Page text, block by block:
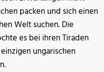
packen und sich einen
Welt suchen. Die
es bei ihren Tiraden
ungarischen